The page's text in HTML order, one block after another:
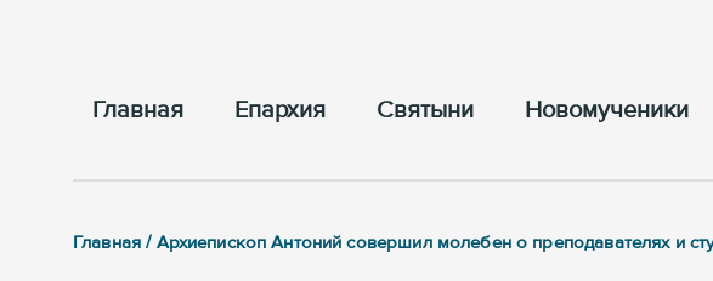
Главная Епархия Cвятыни Новомученики
Главная / Архиепископ Антоний совершил молебен о преподавателях и